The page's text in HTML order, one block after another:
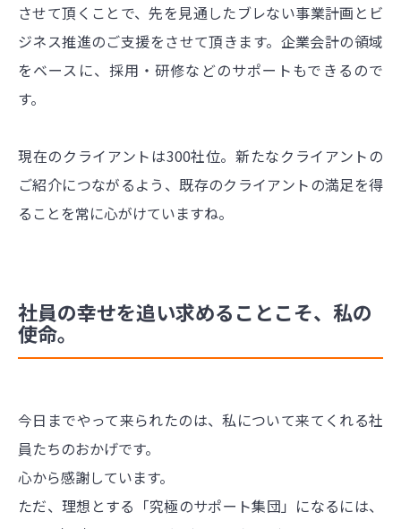
させて頂くことで、先を見通したブレない事業計画とビ
ジネス推進のご支援をさせて頂きます。企業会計の領域
をベースに、採用・研修などのサポートもできるので
す。
現在のクライアントは300社位。新たなクライアントの
ご紹介につながるよう、既存のクライアントの満足を得
ることを常に心がけていますね。
社員の幸せを追い求めることこそ、私の
使命。
今日までやって来られたのは、私について来てくれる社
員たちのおかげです。
心から感謝しています。
ただ、理想とする「究極のサポート集団」になるには、